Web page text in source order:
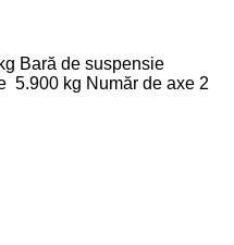
Bară de suspensie
5.900 kg Număr de axe 2